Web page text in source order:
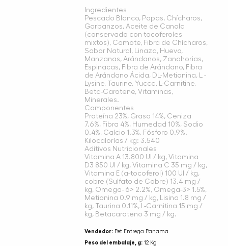
Ingredientes
Pescado Blanco, Papas, Chícharos,
Garbanzos, Aceite de Canola
(conservado con tocoferoles
mixtos), Camote, Fibra de Chícharos,
Sabor Natural, Linaza, Huevo,
Manzanas, Arándanos, Zanahorias,
Espinacas, Fibra de Arándano, Fibra
de Arándano Ácida, DL-Metionina, L -
Lysine, Taurine, Yucca, L-Carnitine,
Beta-Carotene, Vitaminas,
Minerales.
Componentes
Proteína 23%, Grasa 14%, Ceniza
7.6%, Fibra 4%, Humedad 10%, Sodio
0.4%, Calcio 1.3%, Fósforo 0.9%.
Kilocalorías / kg: 3.540
Aditivos Nutricionales
Vitamina A 13.800 UI / kg, Vitamina
D3 850 UI / kg, Vitamina C 35 mg / kg,
Vitamina E (a-tocoferol) 100 UI / kg,
cobre (Sulfato de Cobre) 13.4 mg /
kg, Omega- 6> 2.2%, Omega-3> 1.5%,
Metionina 0.9 mg / kg, Lisina 1.8 mg /
kg, Taurina 0.11%, L-Carnitina 15 mg /
kg, Betacaroteno 3 mg / kg.
Vendedor: Pet Entrega Panama
Peso del embalaje, g: 12 Kg